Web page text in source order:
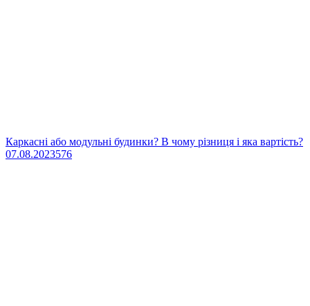
Каркасні або модульні будинки? В чому різниця і яка вартість?
07.08.2023576